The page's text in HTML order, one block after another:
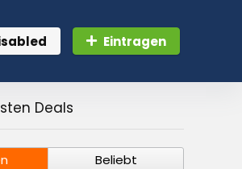
Eintragen
Deals
Beliebt